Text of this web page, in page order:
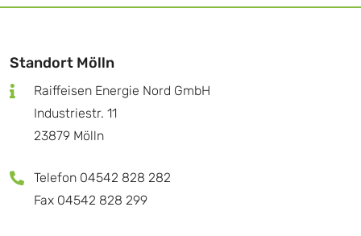
Standort Mölln
Raiffeisen Energie Nord GmbH
Industriestr. 11
23879 Mölln
Telefon 04542 828 282
Fax 04542 828 299